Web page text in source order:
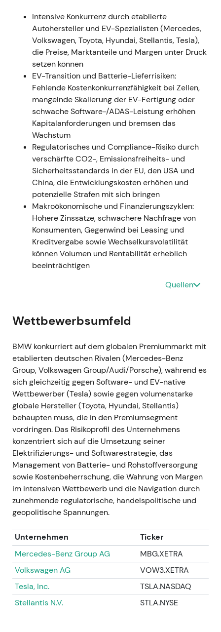
neu bewertete.
März 2022 — Russland/Ukraine-Schock;
Exportstopp und Produktionshalt
Ereignis:Als Reaktion auf den Einmarsch in die
Ukraine stellte BMW Lieferungen und die
lokale Produktion in Russland ein und stoppte
Exporte sowie Verkäufe in diesen Markt. Das
Unternehmen warnte vor weiteren
Produktionsunterbrechungen durch die
breitere Lieferkettenbelastung.
Marktperspektive:Investoren bewerteten
das gestiegene geopolitische und
lieferkettenbezogene Risiko neu; die
kurzfristige Stimmung drehte ins Negative, die
Volatilität nahm zu.[6],[8]
Technisch:Kursrückgang und volatile
Handelsspanne rund um das Ereignis.
2022 (Gesamtjahr, Ergebnisse berichtet
März 2023) — Starke Profitabilität; BBA-
Konsolidierung; Elektromobilität
Die Jahreszahlen 2022 zeigten eine
bereinigt um Effekte aus der
Automotive); Auslieferungen rund 2,40 Mio.
Einheiten (−4,8 % ggü. Vorjahr); Plug-in- und
BEV-Verkäufe stiegen um rund 35,6 % auf
etwa 372.956 Einheiten.
[27],[31] [32]
[35]
Marktperspektive:
Der Markt wertete BMWs
Preis- und Mixstärke sowie die China-
Konsolidierung als Treiber der
Ergebnisresilienz; erste Diskussionen
entstanden über die Nachhaltigkeit dieser
Margen, sobald sich die Volumina
normalisieren.
[26]
Technisch: Ergebnisgetriebene Kursrally nach
den Zahlen, gefolgt von einer
Konsolidierungsphase, während Investoren die
Nachhaltigkeitsfrage abwogen.
H2–Q3 2022 — Inflationsdruck und
nachlassende Nachfrage
Ereignis:BMW signalisierte
Nachfrageschwäche in Europa, da die Inflation
auf die Kaufbereitschaft drückte; die
Absatzzahlen im dritten Quartal gaben nach,
Intensive Konkurrenz durch etablierte
Autohersteller und EV-Spezialisten (Mercedes,
Volkswagen, Toyota, Hyundai, Stellantis, Tesla),
die Preise, Marktanteile und Margen unter Druck
setzen können
EV-Transition und Batterie-Lieferrisiken:
Fehlende Kostenkonkurrenzfähigkeit bei Zellen,
mangelnde Skalierung der EV-Fertigung oder
schwache Software-/ADAS-Leistung erhöhen
Kapitalanforderungen und bremsen das
Wachstum
Regulatorisches und Compliance-Risiko durch
verschärfte CO2-, Emissionsfreiheits- und
Sicherheitsstandards in der EU, den USA und
China, die Entwicklungskosten erhöhen und
potenzielle Strafen mit sich bringen
Makroökonomische und Finanzierungszyklen:
Höhere Zinssätze, schwächere Nachfrage von
Konsumenten, Gegenwind bei Leasing und
Kreditvergabe sowie Wechselkursvolatilität
können Volumen und Rentabilität erheblich
beeinträchtigen
Quellen
Wettbewerbsumfeld
BMW konkurriert auf dem globalen Premiummarkt mit
etablierten deutschen Rivalen (Mercedes-Benz
Group, Volkswagen Group/Audi/Porsche), während es
sich gleichzeitig gegen Software- und EV-native
Wettbewerber (Tesla) sowie gegen volumenstarke
globale Hersteller (Toyota, Hyundai, Stellantis)
behaupten muss, die in den Premiumsegment
vordringen. Das Risikoprofil des Unternehmens
konzentriert sich auf die Umsetzung seiner
Elektrifizierungs- und Softwarestrategie, das
Management von Batterie- und Rohstoffversorgung
sowie Kostenbeherrschung, die Wahrung von Margen
im intensiven Wettbewerb und die Navigation durch
zunehmende regulatorische, handelspolitische und
geopolitische Spannungen.
Unternehmen
Ticker
Mercedes-Benz Group AG
MBG.XETRA
Volkswagen AG
VOW3.XETRA
Tesla, Inc.
TSLA.NASDAQ
Stellantis N.V.
STLA.NYSE